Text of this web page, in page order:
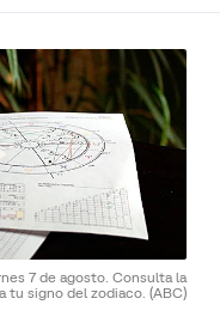
7 de agosto. Consulta la
tu signo del zodiaco. (ABC)